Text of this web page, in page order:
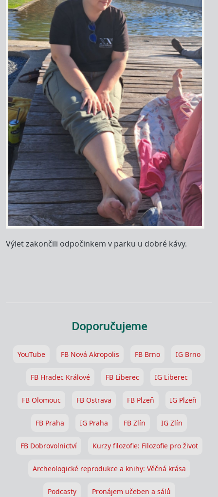
Výlet zakončili odpočinkem v parku u dobré kávy.
Doporučujeme
YouTube FB Nová Akropolis FB Brno IG Brno
FB Hradec Králové FB Liberec IG Liberec
FB Olomouc FB Ostrava FB Plzeň IG Plzeň
FB Praha IG Praha FB Zlín IG Zlín
FB Dobrovolnictví Kurzy filozofie: Filozofie pro život
Archeologické reprodukce a knihy: Věčná krása
Podcasty Pronájem učeben a sálů